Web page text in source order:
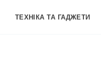
ТЕХНІКА ТА ГАДЖЕТИ